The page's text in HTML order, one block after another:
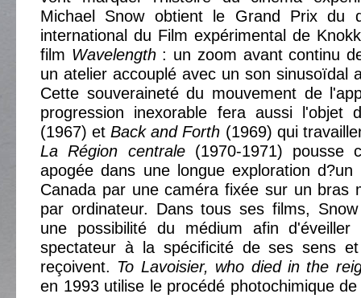
Michael Snow obtient le Grand Prix du
international du Film expérimental de
film Wavelength: un zoom avant continu
un atelier accouplé avec un son sinusoïdal
Cette souveraineté du mouvement de
progression inexorable fera aussi l'objet
(1967) etBack and Forth (1969) qui
La Région centrale(1970-1971) pousse
apogée dans une longue exploration
Canada par une caméra fixée sur un bras
par ordinateur. Dans tous ses films,
une possibilité du médium afin d'éveiller
spectateur à la spécificité de ses sens
reçoivent. To Lavoisier, who died in the
en 1993 utilise le procédé photochimique